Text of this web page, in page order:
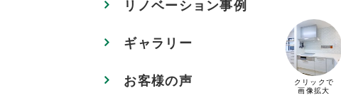
リノベーション事例
ギャラリー
お客様の声
クリックで
画像拡大